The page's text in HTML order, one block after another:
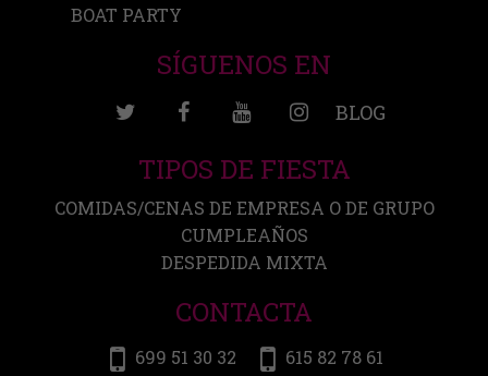
BOAT PARTY
SÍGUENOS EN
BLOG
TIPOS DE FIESTA
COMIDAS/CENAS DE EMPRESA O DE GRUPO
CUMPLEAÑOS
DESPEDIDA MIXTA
CONTACTA
699 51 30 32
615 82 78 61